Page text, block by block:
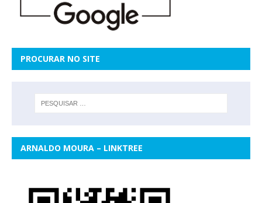
PROCURAR NO SITE
ARNALDO MOURA – LINKTREE